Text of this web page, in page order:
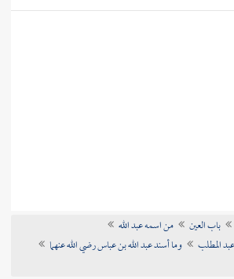
باب العين
من اسمه عبد الله
المطلب
وما أسند عبد الله بن عباس رضي الله عنهما